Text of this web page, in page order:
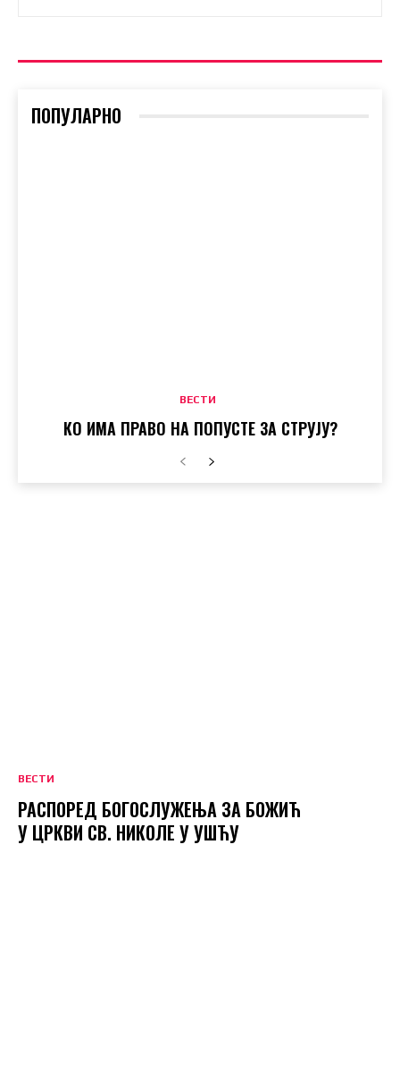
ПОПУЛАРНО
ВЕСТИ
КО ИМА ПРАВО НА ПОПУСТЕ ЗА СТРУЈУ?
ВЕСТИ
РАСПОРЕД БОГОСЛУЖЕЊА ЗА БОЖИЋ
У ЦРКВИ СВ. НИКОЛЕ У УШЋУ